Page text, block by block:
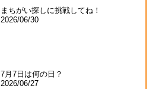
まちがい探しに挑戦してね！
2026/06/30
7月7日は何の日？
2026/06/27